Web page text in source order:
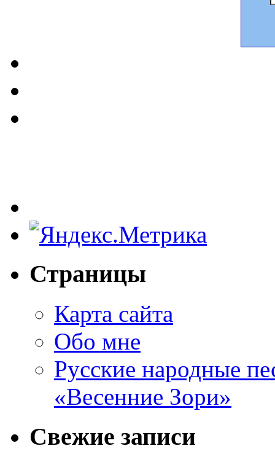
Страницы
Карта сайта
Обо мне
Русские народные
«Весенние Зори»
Свежие записи